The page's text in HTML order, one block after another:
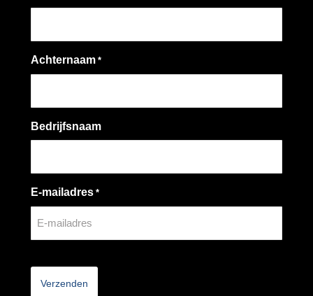
Achternaam *
Bedrijfsnaam
E-mailadres *